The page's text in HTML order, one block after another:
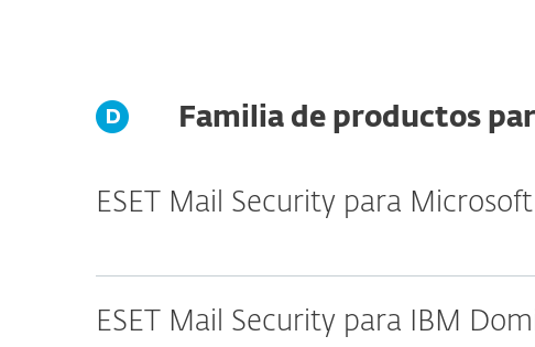
Familia de productos
ESET Mail Security para
ESET Mail Security para IBM